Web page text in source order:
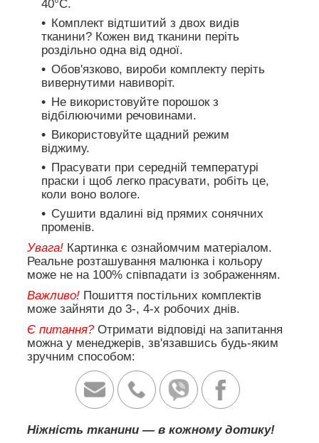
40°C.
Комплект відтшитий з двох видів
тканини? Кожен вид тканини періть
роздільно одна від одної.
Обов'язково, вироби комплекту періть
вивернутими навиворіт.
Не використовуйте порошок з
відбілюючими речовинами.
Використовуйте щадний режим
віджиму.
Прасувати при середній температурі
праски і щоб легко прасувати, робіть це,
коли воно вологе.
Сушити вдалині від прямих сонячних
променів.
Увага! Картинка є ознайомчим матеріалом.
Реальне розташування малюнка і кольору
може не на 100% співпадати із зображенням.
Важливо! Пошиття постільних комплектів
може зайняти до 3-, 4-х робочих днів.
Є питання? Отримати відповіді на запитання
можна у менеджерів, зв'язавшись будь-яким
зручним способом:
Ніжність тканини — в кожному дотику!